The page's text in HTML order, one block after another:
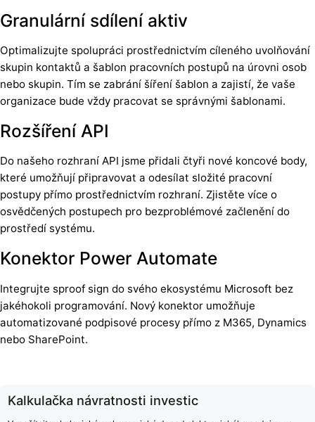
Granulární sdílení aktiv
Optimalizujte spolupráci prostřednictvím cíleného uvolňování
skupin kontaktů a šablon pracovních postupů na úrovni osob
nebo skupin. Tím se zabrání šíření šablon a zajistí, že vaše
organizace bude vždy pracovat se správnými šablonami.
Rozšíření API
Do našeho rozhraní API jsme přidali čtyři nové koncové body,
které umožňují připravovat a odesílat složité pracovní
postupy přímo prostřednictvím rozhraní. Zjistěte více o
osvědčených postupech pro bezproblémové začlenění do
prostředí systému.
Konektor Power Automate
Integrujte sproof sign do svého ekosystému Microsoft bez
jakéhokoli programování. Nový konektor umožňuje
automatizované podpisové procesy přímo z M365, Dynamics
nebo SharePoint.
Kalkulačka návratnosti investic